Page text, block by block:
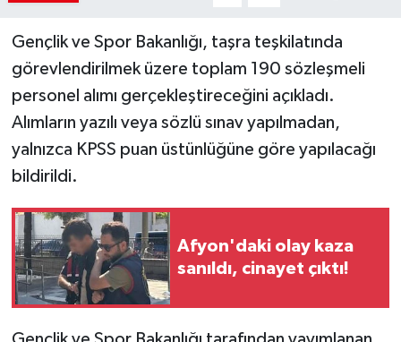
Gençlik ve Spor Bakanlığı, taşra teşkilatında
görevlendirilmek üzere toplam 190 sözleşmeli
personel alımı gerçekleştireceğini açıkladı.
Alımların yazılı veya sözlü sınav yapılmadan,
yalnızca KPSS puan üstünlüğüne göre yapılacağı
bildirildi.
Afyon'daki olay kaza
sanıldı, cinayet çıktı!